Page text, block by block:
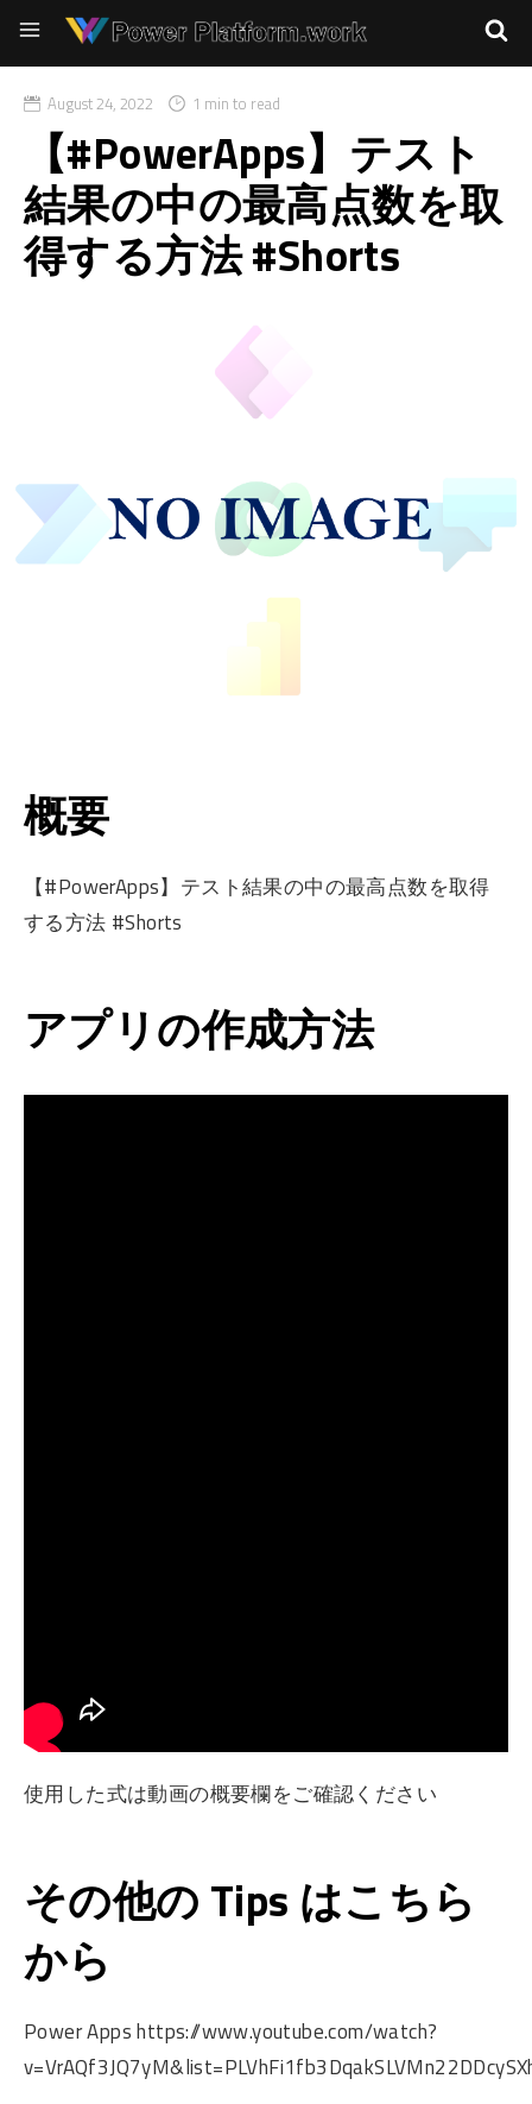
August 24, 2022 1 min to read
【#PowerApps】テスト
結果の中の最高点数を取
得する方法 #Shorts
概要
【#PowerApps】テスト結果の中の最高点数を取得
する方法 #Shorts
アプリの作成方法
使用した式は動画の概要欄をご確認ください
その他の Tips はこちら
から
Power Apps https://www.youtube.com/watch?